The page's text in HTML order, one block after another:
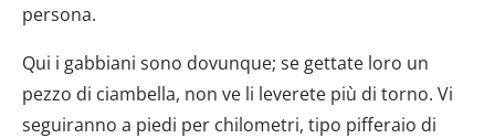
persona.
Qui i gabbiani sono dovunque; se gettate loro un
pezzo di ciambella, non ve li leverete più di torno. Vi
seguiranno a piedi per chilometri, tipo pifferaio di